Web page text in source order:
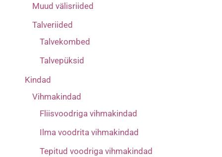
Muud välisriided
Talveriided
Talvekombed
Talvepüksid
Kindad
Vihmakindad
Fliisvoodriga vihmakindad
Ilma voodrita vihmakindad
Tepitud voodriga vihmakindad